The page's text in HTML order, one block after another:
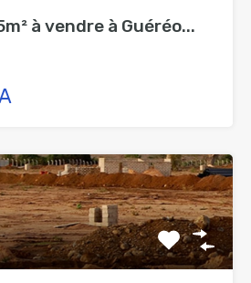
à vendre à Guéréo...